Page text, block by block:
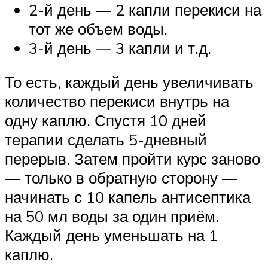
2-й день — 2 капли перекиси на
тот же объем воды.
3-й день — 3 капли и т.д.
То есть, каждый день увеличивать
количество перекиси внутрь на
одну каплю. Спустя 10 дней
терапии сделать 5-дневный
перерыв. Затем пройти курс заново
— только в обратную сторону —
начинать с 10 капель антисептика
на 50 мл воды за один приём.
Каждый день уменьшать на 1
каплю.